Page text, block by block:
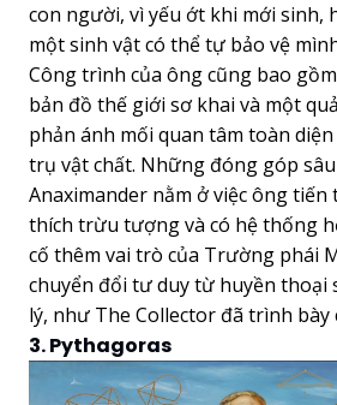
con người, vì yếu ớt khi mới sinh,
một sinh vật có thể tự bảo vệ
Công trình của ông cũng bao
bản đồ thế giới sơ khai và một
phản ánh mối quan tâm toàn
trụ vật chất. Những đóng góp sâu
Anaximander nằm ở việc ông
thích trừu tượng và có hệ thống
cố thêm vai trò của Trường phái
chuyển đổi tư duy từ huyền thoại
lý, như The Collector đã trình bày
3. Pythagoras